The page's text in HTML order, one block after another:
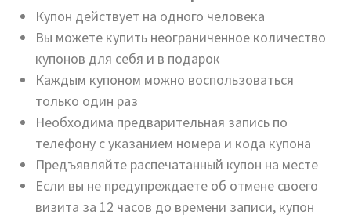
Купон действует на одного человека
Вы можете купить неограниченное количество
купонов для себя и в подарок
Каждым купоном можно воспользоваться
только один раз
Необходима предварительная запись по
телефону с указанием номера и кода купона
Предъявляйте распечатанный купон на месте
Если вы не предупреждаете об отмене своего
визита за 12 часов до времени записи, купон